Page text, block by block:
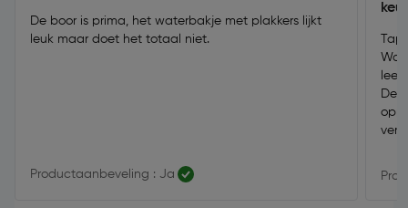
De boor is prima, het waterbakje met plakkers lijkt
leuk maar doet het totaal niet.
Productaanbeveling : Ja
De